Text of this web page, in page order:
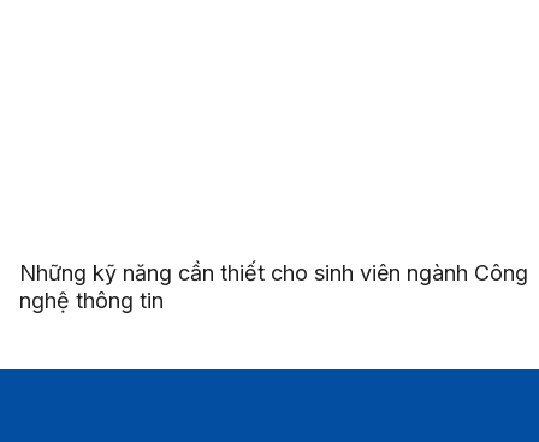
Những kỹ năng cần thiết cho sinh viên ngành Công
nghệ thông tin